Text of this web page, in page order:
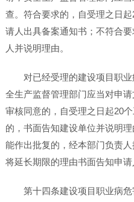
查。符合要求的，自受理之日
请人出具备案通知书；不符合
人并说明理由。
对已经受理的建设项目职
全生产监督管理部门应当对申
审核同意的，自受理之日起20
的，书面告知建设单位并说明
能作出批复的，经本部门负责
将延长期限的理由书面告知申请
第十四条建设项目职业病